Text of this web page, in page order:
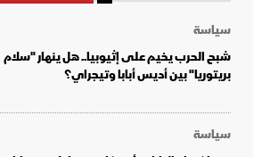
سياسة
شبح الحرب يخيم على إثيوبيا.. هل ينهار "سلام
بريتوريا" بين أديس أبابا وتيجراي؟
سياسة